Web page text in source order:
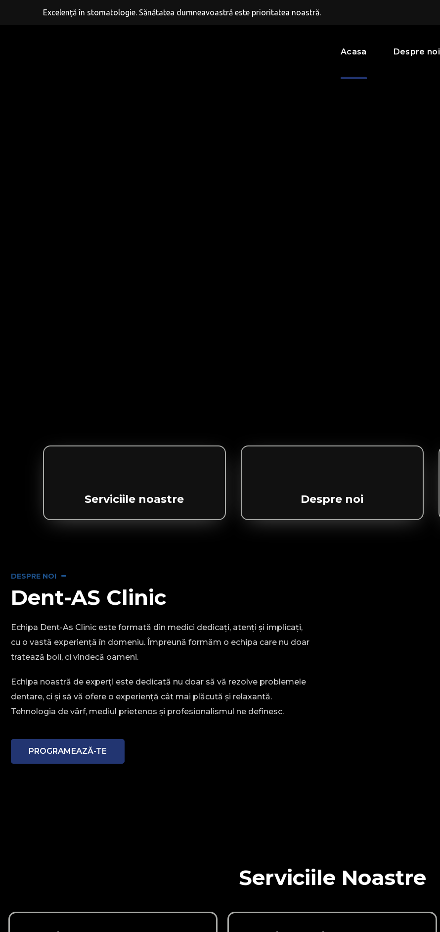
Excelență în stomatologie. Sănătatea dumneavoastră este prioritatea noastră.
Acasa Despre noi
Serviciile noastre Despre noi
DESPRE NOI
Dent-AS Clinic
Echipa Dent-As Clinic este formată din medici dedicați, atenți și implicați,
cu o vastă experiență în domeniu. Împreună formăm o echipa care nu doar
tratează boli, ci vindecă oameni.
Echipa noastră de experți este dedicată nu doar să vă rezolve problemele
dentare, ci și să vă ofere o experiență cât mai plăcută și relaxantă.
Tehnologia de vârf, mediul prietenos și profesionalismul ne definesc.
PROGRAMEAZĂ-TE
Serviciile Noastre